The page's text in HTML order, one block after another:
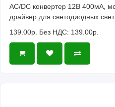
AC/DC конвертер 12В 400мА,
драйвер для светодиодных
139.00р. Без НДС: 139.00р.